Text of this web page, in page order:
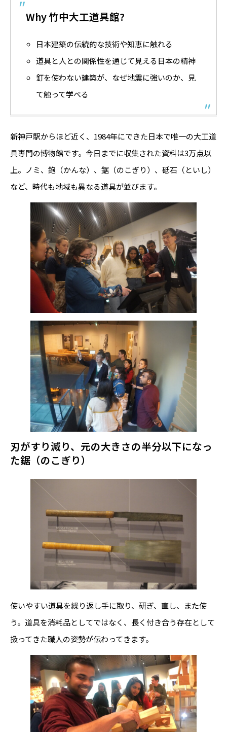
Why 竹中大工道具館?
日本建築の伝統的な技術や知恵に触れる
道具と人との関係性を通じて見える日本の精神
釘を使わない建築が、なぜ地震に強いのか、見
て触って学べる
新神戸駅からほど近く、1984年にできた日本で唯一の大工道
具専門の博物館です。今日までに収集された資料は3万点以
上。ノミ、鉋（かんな）、鋸（のこぎり）、砥石（といし）
など、時代も地域も異なる道具が並びます。
刃がすり減り、元の大きさの半分以下になっ
た鋸（のこぎり）
使いやすい道具を繰り返し手に取り、研ぎ、直し、また使
う。道具を消耗品としてではなく、長く付き合う存在として
扱ってきた職人の姿勢が伝わってきます。